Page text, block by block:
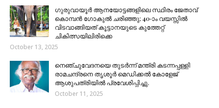
ഗുരുവായൂർ ആനയോട്ടങ്ങളിലെ സ്ഥിരം ജേതാവ്
കൊമ്പൻ ഗോകുൽ ചരിഞ്ഞു; 40-ാം വയസ്സിൽ
വിടവാങ്ങിയത് കൂട്ടാനയുടെ കുത്തേറ്റ്
ചികിത്സയിലിരിക്കെ
October 13, 2025
നെഞ്ചുവേദനയെ തുടർന്ന് മന്ത്രി കടന്നപ്പള്ളി
രാമചന്ദ്രനെ തൃശൂർ മെഡിക്കൽ കോളേജ്
ആശുപത്രിയിൽ പ്രവേശിപ്പിച്ചു.
October 11, 2025